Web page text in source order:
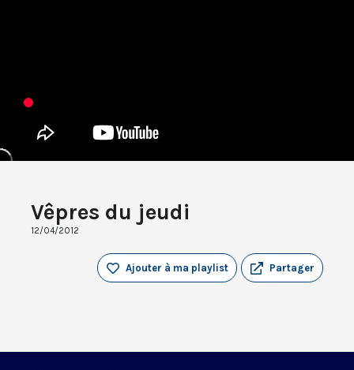
Vêpres du jeudi
12/04/2012
Partager
Ajouter à ma playlist